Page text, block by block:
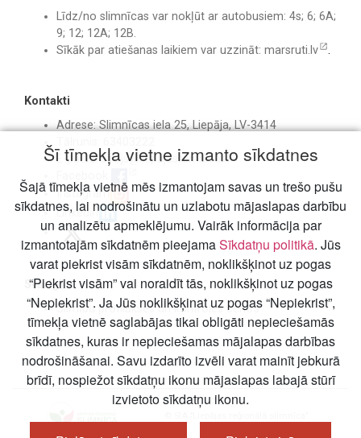
Līdz/no slimnīcas var nokļūt ar autobusiem: 4s; 6; 6A;
9; 12; 12A; 12B.
Sīkāk par atiešanas laikiem var uzzināt: marsruti.lv .
Kontakti
Adrese: Slimnīcas iela 25, Liepāja, LV-3414
E-pasts:birojs@liepajasslimnica.lv
Instagram
Linkedin
Svarīgi
Slimību profilakses un kontroles centrs
Šī tīmekļa vietne izmanto sīkdatnes
Šajā tīmekļa vietnē mēs izmantojam savas un trešo pušu
sīkdatnes, lai nodrošinātu un uzlabotu mājaslapas darbību
un analizētu apmeklējumu. Vairāk informācija par
izmantotajām sīkdatnēm pieejamaSīkdatņu politikā. Jūs
varat piekrist visām sīkdatnēm, noklikšķinot uz pogas
“Piekrist visām” vai noraidīt tās, noklikšķinot uz pogas
“Nepiekrist”. Ja Jūs noklikšķinat uz pogas “Nepiekrist”,
tīmekļa vietnē saglabājas tikai obligāti nepieciešamās
sīkdatnes, kuras ir nepieciešamas mājalapas darbības
nodrošināšanai. Savu izdarīto izvēli varat mainīt jebkurā
brīdī, nospiežot sīkdatņu ikonu mājaslapas labajā stūrī
izvietoto sīkdatņu ikonu.